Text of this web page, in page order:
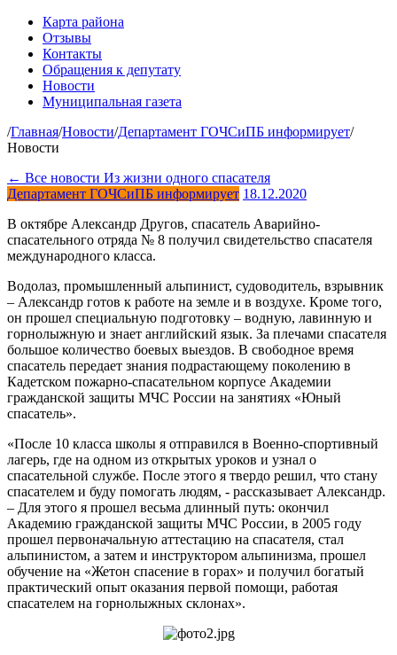
Карта района
Отзывы
Контакты
Обращения к депутату
Новости
Муниципальная газета
/Главная/Новости/Департамент ГОЧСиПБ информирует/
Новости
← Все новости Из жизни одного спасателя
Департамент ГОЧСиПБ информирует 18.12.2020
В октябре Александр Другов, спасатель Аварийно-
спасательного отряда № 8 получил свидетельство спасателя
международного класса.
Водолаз, промышленный альпинист, судоводитель, взрывник
– Александр готов к работе на земле и в воздухе. Кроме того,
он прошел специальную подготовку – водную, лавинную и
горнолыжную и знает английский язык. За плечами спасателя
большое количество боевых выездов. В свободное время
спасатель передает знания подрастающему поколению в
Кадетском пожарно-спасательном корпусе Академии
гражданской защиты МЧС России на занятиях «Юный
спасатель».
«После 10 класса школы я отправился в Военно-спортивный
лагерь, где на одном из открытых уроков и узнал о
спасательной службе. После этого я твердо решил, что стану
спасателем и буду помогать людям, - рассказывает Александр.
– Для этого я прошел весьма длинный путь: окончил
Академию гражданской защиты МЧС России, в 2005 году
прошел первоначальную аттестацию на спасателя, стал
альпинистом, а затем и инструктором альпинизма, прошел
обучение на «Жетон спасение в горах» и получил богатый
практический опыт оказания первой помощи, работая
спасателем на горнолыжных склонах».